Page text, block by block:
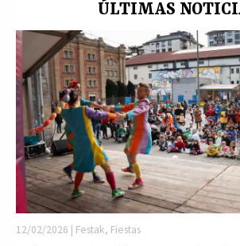
ÚLTIMAS
12/02/2026 | Festak, Fiestas